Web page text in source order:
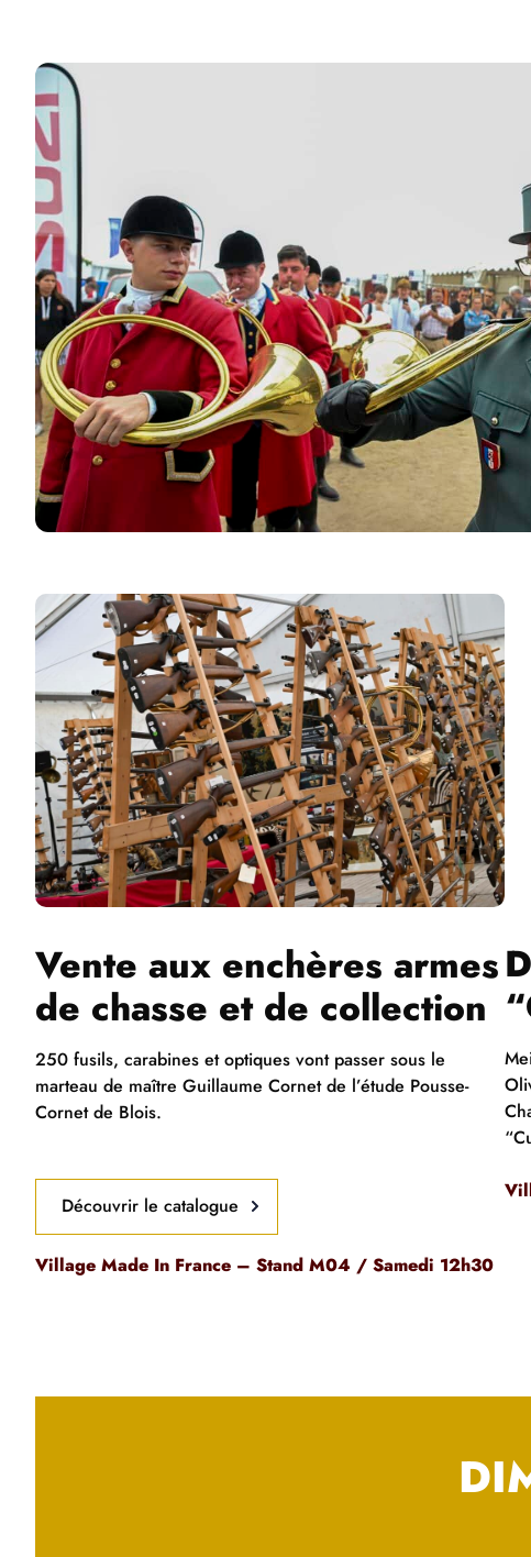
Vente aux enchères armes
de chasse et de collection
250 fusils, carabines et optiques vont passer sous le
marteau de maître Guillaume Cornet de l’étude Pousse-
Cornet de Blois.
Découvrir le catalogue
Village Made In France – Stand M04 / Samedi 12h30